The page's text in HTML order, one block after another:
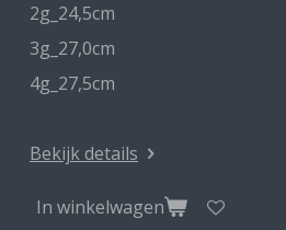
2g_24,5cm
3g_27,0cm
4g_27,5cm
Bekijk details
In winkelwagen